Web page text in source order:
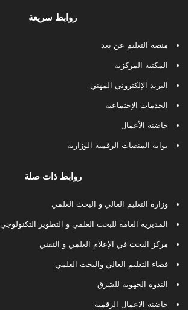
روابط سريعة
منصة التعليم عن بعد
المكتبة المركزية
البريد الإلكتروني المهني
الخدمات الإجتماعية
حاضنة الأعمال
بوابة المنصات الرقمية الوزارية
روابط ذات صلة
وزارة التعليم العالي و البحث العلمي
المديرية العامة للبحث العلمي و التطوير التكنولوجي
مركز البحث في الإعلام العلمي و التقني
فضاء التعليم العالي والبحث العلمي
الندوة الجهوية للشرق
حاضنة الاعمال الرقمية